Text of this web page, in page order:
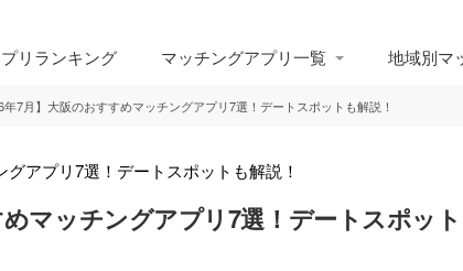
リランキング マッチングアプリ一覧 地域別マ
年7月】大阪のおすすめマッチングアプリ7選！デートスポットも解説！
めマッチングアプリ7選！デートスポッ